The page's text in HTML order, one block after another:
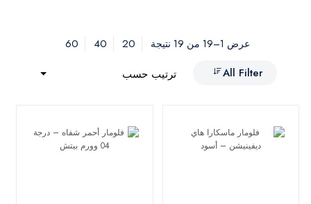
عرض 1–19 من 19 نتيجة 20
40
60
All Filter
ترتيب حسب